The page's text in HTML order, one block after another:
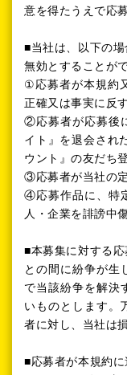
意を得たうえで応
■当社は、以下の
無効とすることが
①応募者が本規約
正確又は事実に反
②応募者が応募後
イト』を退会され
ウント』の友だち
③応募者が当社の
④応募作品に、特
人・企業を誹謗中
■本募集に対する
との間に紛争が生
で当該紛争を解決
いものとします。
者に対し、当社は
■応募者が本規約